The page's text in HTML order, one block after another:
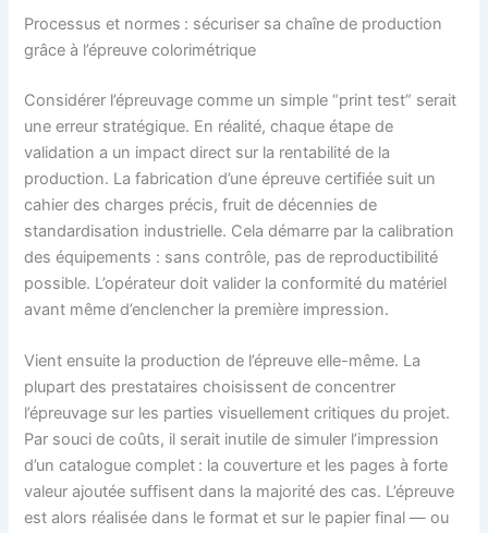
Processus et normes : sécuriser sa chaîne de production
grâce à l’épreuve colorimétrique
Considérer l’épreuvage comme un simple “print test” serait
une erreur stratégique. En réalité, chaque étape de
validation a un impact direct sur la rentabilité de la
production. La fabrication d’une épreuve certifiée suit un
cahier des charges précis, fruit de décennies de
standardisation industrielle. Cela démarre par la calibration
des équipements : sans contrôle, pas de reproductibilité
possible. L’opérateur doit valider la conformité du matériel
avant même d’enclencher la première impression.
Vient ensuite la production de l’épreuve elle-même. La
plupart des prestataires choisissent de concentrer
l’épreuvage sur les parties visuellement critiques du projet.
Par souci de coûts, il serait inutile de simuler l’impression
d’un catalogue complet : la couverture et les pages à forte
valeur ajoutée suffisent dans la majorité des cas. L’épreuve
est alors réalisée dans le format et sur le papier final — ou